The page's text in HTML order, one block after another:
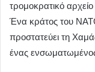
τρομοκρατικό
Ένα κράτος του ΝΑΤΟ
προστατεύει τη
ένας